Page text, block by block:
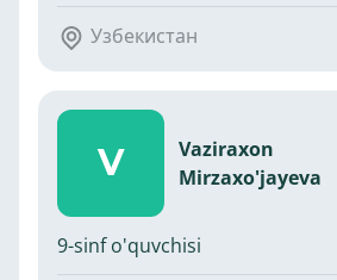
Узбекистан
V
Vaziraxon
Mirzaxo'jayeva
9-sinf o'quvchisi